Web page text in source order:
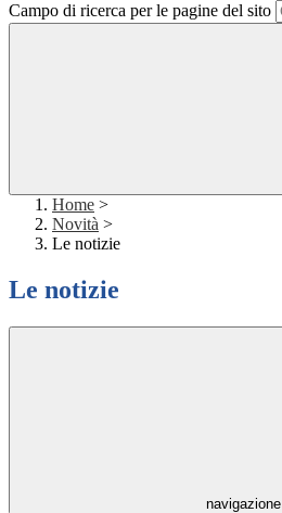
Campo di ricerca per le pagine del sito
Home >
Novità >
Le notizie
Le notizie
navigazione